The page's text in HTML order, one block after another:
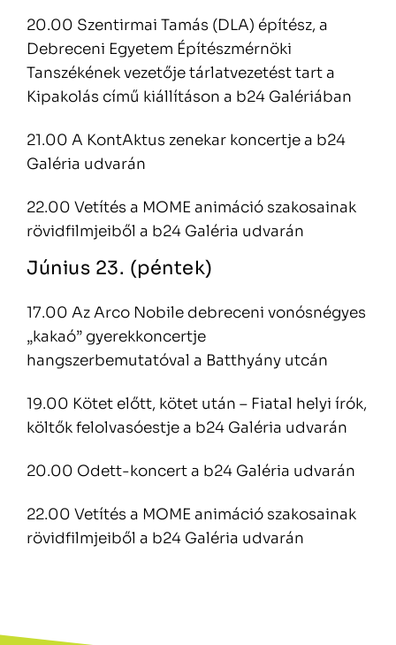
20.00 Szentirmai Tamás (DLA) építész, a
Debreceni Egyetem Építészmérnöki
Tanszékének vezetője tárlatvezetést tart a
Kipakolás című kiállításon a b24 Galériában
21.00 A KontAktus zenekar koncertje a b24
Galéria udvarán
22.00 Vetítés a MOME animáció szakosainak
rövidfilmjeiből a b24 Galéria udvarán
Június 23. (péntek)
17.00 Az Arco Nobile debreceni vonósnégyes
„kakaó” gyerekkoncertje
hangszerbemutatóval a Batthyány utcán
19.00 Kötet előtt, kötet után – Fiatal helyi írók,
költők felolvasóestje a b24 Galéria udvarán
20.00 Odett-koncert a b24 Galéria udvarán
22.00 Vetítés a MOME animáció szakosainak
rövidfilmjeiből a b24 Galéria udvarán